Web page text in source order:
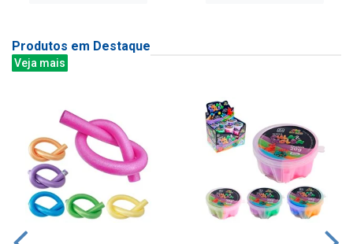
Produtos em Destaque
Veja mais